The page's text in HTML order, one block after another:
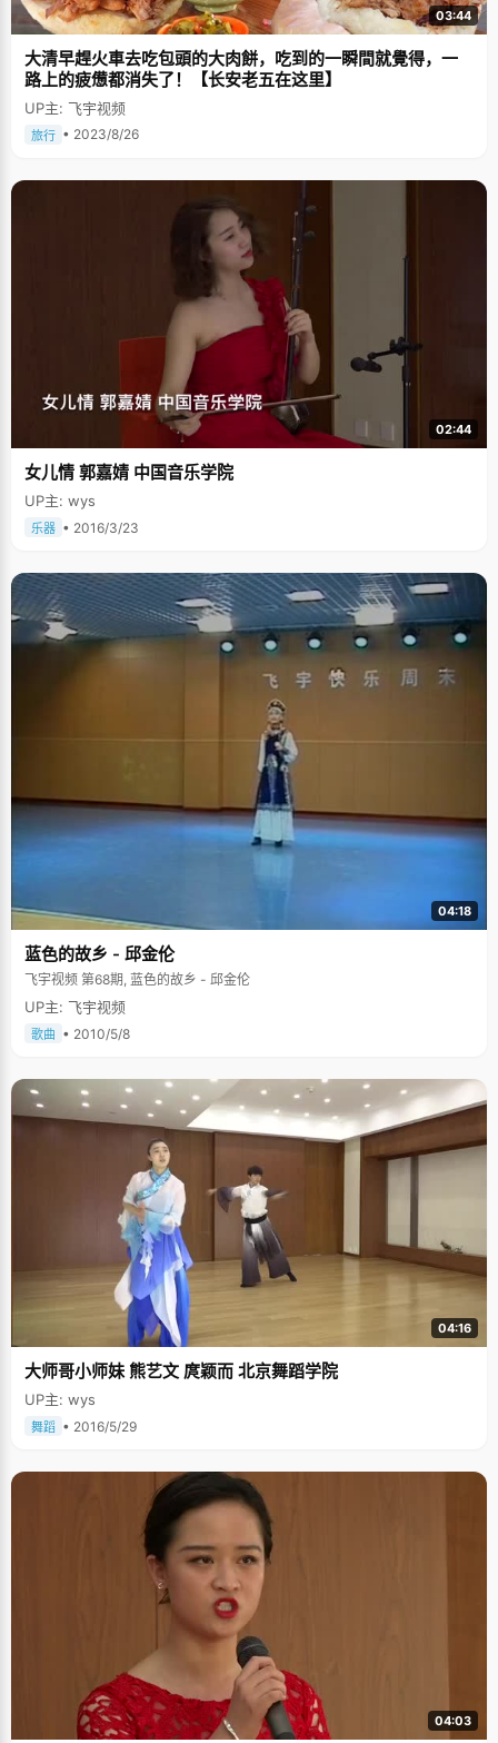
03:44
大清早趕火車去吃包頭的大肉餅，吃到的一瞬間就覺得，一
路上的疲憊都消失了！【长安老五在这里】
UP主: 飞宇视频
旅行 • 2023/8/26
02:44
女儿情 郭嘉婧 中国音乐学院
UP主: wys
乐器 • 2016/3/23
04:18
蓝色的故乡 - 邱金伦
飞宇视频 第68期, 蓝色的故乡 - 邱金伦
UP主: 飞宇视频
歌曲 • 2010/5/8
04:16
大师哥小师妹 熊艺文 庹颖而 北京舞蹈学院
UP主: wys
舞蹈 • 2016/5/29
04:03